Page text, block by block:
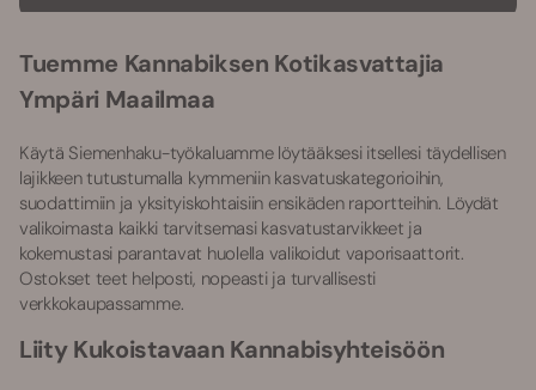
Tuemme Kannabiksen Kotikasvattajia
Ympäri Maailmaa
Käytä Siemenhaku-työkaluamme löytääksesi itsellesi täydellisen
lajikkeen tutustumalla kymmeniin kasvatuskategorioihin,
suodattimiin ja yksityiskohtaisiin ensikäden raportteihin. Löydät
valikoimasta kaikki tarvitsemasi kasvatustarvikkeet ja
kokemustasi parantavat huolella valikoidut vaporisaattorit.
Ostokset teet helposti, nopeasti ja turvallisesti
verkkokaupassamme.
Liity Kukoistavaan Kannabisyhteisöön